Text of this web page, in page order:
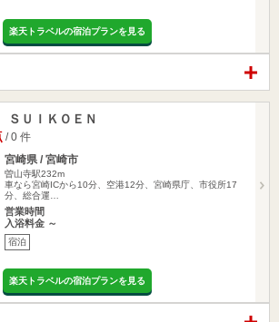
楽天トラベルの宿泊プランを見る
ＵＩＫＯＥＮ
/ 0 件
宮崎県 / 宮崎市
曽山寺駅232m
車なら宮崎ICから10分、空港12分、宮崎県庁、市役所17
分、総合運…
営業時間
入浴料金 ～
宿泊
楽天トラベルの宿泊プランを見る